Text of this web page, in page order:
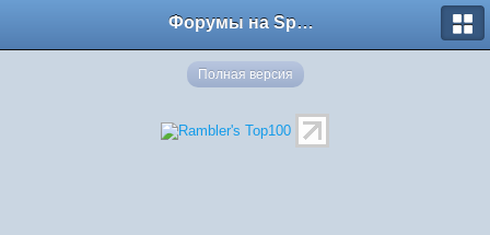
Форумы на Sportbox.ru
Полная версия